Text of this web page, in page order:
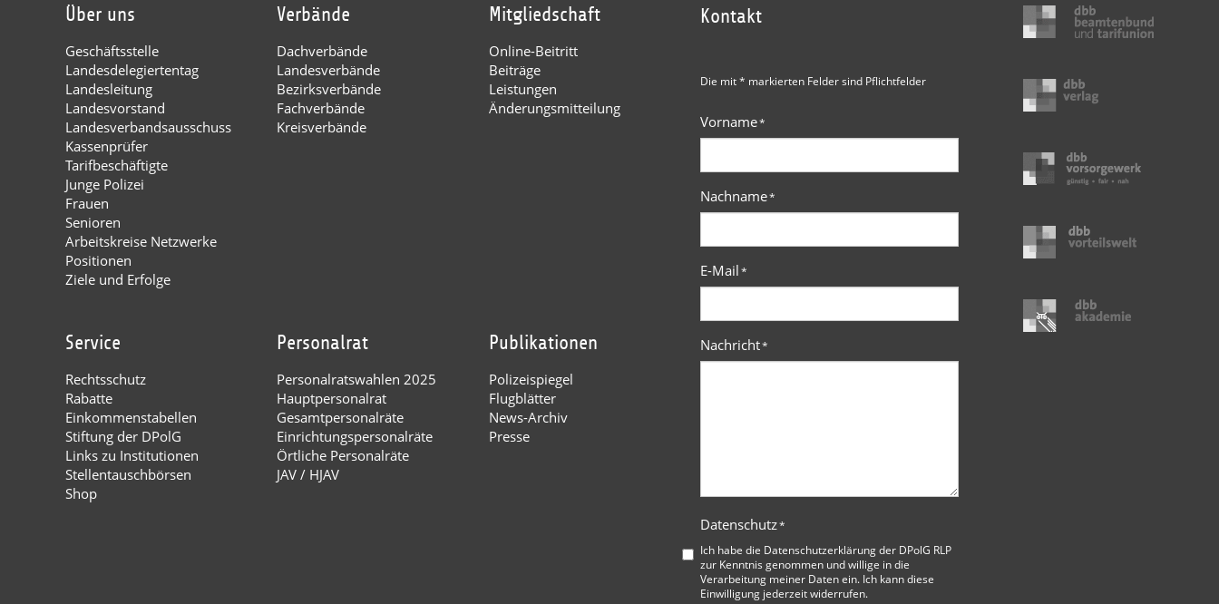
Über uns
Geschäftsstelle
Landesdelegiertentag
Landesleitung
Landesvorstand
Landesverbandsausschuss
Kassenprüfer
Tarifbeschäftigte
Junge Polizei
Frauen
Senioren
Arbeitskreise Netzwerke
Positionen
Ziele und Erfolge
Verbände
Dachverbände
Landesverbände
Bezirksverbände
Fachverbände
Kreisverbände
Mitgliedschaft
Online-Beitritt
Beiträge
Leistungen
Änderungsmitteilung
Service
Rechtsschutz
Rabatte
Einkommenstabellen
Stiftung der DPolG
Links zu Institutionen
Stellentauschbörsen
Shop
Personalrat
Personalratswahlen 2025
Hauptpersonalrat
Gesamtpersonalräte
Einrichtungspersonalräte
Örtliche Personalräte
JAV / HJAV
Publikationen
Polizeispiegel
Flugblätter
News-Archiv
Presse
Kontakt
Die mit * markierten Felder sind Pflichtfelder
Vorname*
Nachname*
E-Mail*
Nachricht*
Datenschutz*
Ich habe die Datenschutzerklärung der DPolG RLP
zur Kenntnis genommen und willige in die
Verarbeitung meiner Daten ein. Ich kann diese
Einwilligung jederzeit widerrufen.